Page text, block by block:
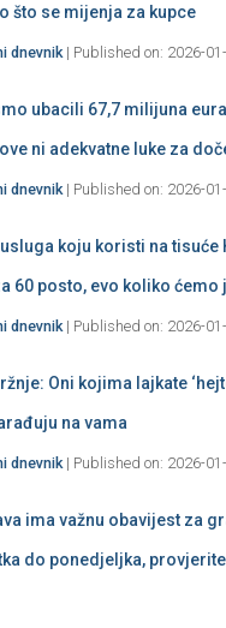
što se mijenja za kupce
dnevnik Published on: 2026-
ubacili 67,7 milijuna
ni adekvatne luke za
dnevnik Published on: 2026-
koju koristi na tisuće
60 posto, evo koliko ćemo
dnevnik Published on: 2026-
Oni kojima lajkate
na vama
dnevnik Published on: 2026-
ima važnu obavijest za
do ponedjeljka,